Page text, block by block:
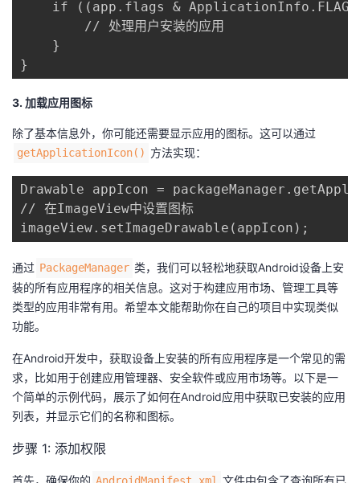
if ((app.flags &
        // 处理用户安装的应用
    }
}
3. 加载应用图标
除了基本信息外，你可能还需要显示应用的图标。这可以通过​
​getApplicationIcon()​ ​方法实现：
Drawable appIcon =
// 在ImageView中设置图标
imageView.setImageDrawable(appIcon);
通过​ ​PackageManager​ ​类，我们可以轻松地获取Android设备上安
装的所有应用程序的相关信息。这对于构建应用市场、管理工具等
类型的应用非常有用。希望本文能帮助你在自己的项目中实现类似
功能。
在Android开发中，获取设备上安装的所有应用程序是一个常见的需
求，比如用于创建应用管理器、安全软件或应用市场等。以下是一
个简单的示例代码，展示了如何在Android应用中获取已安装的应用
列表，并显示它们的名称和图标。
步骤 1: 添加权限
首先，确保你的​ ​文件中包含了查询所有已